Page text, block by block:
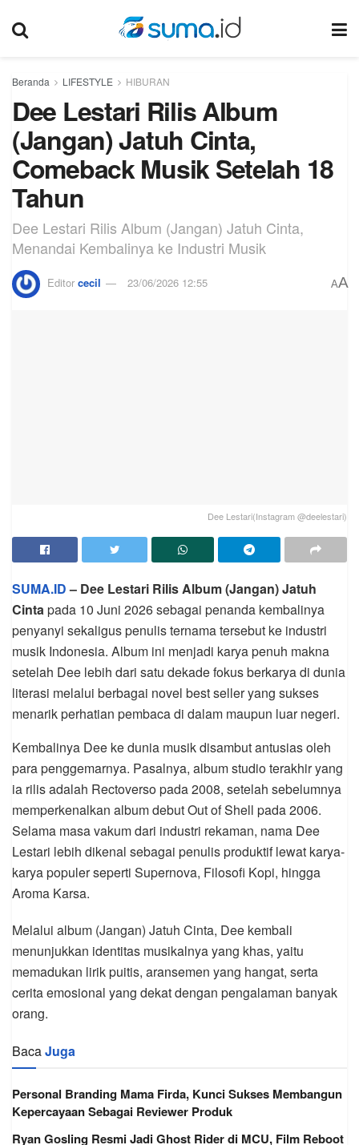
Beranda LIFESTYLE HIBURAN
Dee Lestari Rilis Album
(Jangan) Jatuh Cinta,
Comeback Musik Setelah 18
Tahun
Dee Lestari Rilis Album (Jangan) Jatuh Cinta,
Menandai Kembalinya ke Industri Musik
Editor cecil 23/06/2026 12:55 AA
Dee Lestari(Instagram @deelestari)
SUMA.ID– Dee Lestari Rilis Album (Jangan) Jatuh
Cintapada 10 Juni 2026 sebagai penanda kembalinya
penyanyi sekaligus penulis ternama tersebut ke industri
musik Indonesia. Album ini menjadi karya penuh makna
setelah Dee lebih dari satu dekade fokus berkarya di dunia
literasi melalui berbagai novel best seller yang sukses
menarik perhatian pembaca di dalam maupun luar negeri.
Kembalinya Dee ke dunia musik disambut antusias oleh
para penggemarnya. Pasalnya, album studio terakhir yang
ia rilis adalah Rectoverso pada 2008, setelah sebelumnya
memperkenalkan album debut Out of Shell pada 2006.
Selama masa vakum dari industri rekaman, nama Dee
Lestari lebih dikenal sebagai penulis produktif lewat karya-
karya populer seperti Supernova, Filosofi Kopi, hingga
Aroma Karsa.
Melalui album (Jangan) Jatuh Cinta, Dee kembali
menunjukkan identitas musikalnya yang khas, yaitu
memadukan lirik puitis, aransemen yang hangat, serta
cerita emosional yang dekat dengan pengalaman banyak
orang.
BacaJuga
Personal Branding Mama Firda, Kunci Sukses Membangun
Kepercayaan Sebagai Reviewer Produk
Ryan Gosling Resmi Jadi Ghost Rider di MCU, Film Reboot